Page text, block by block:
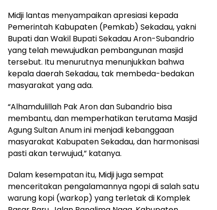
Midji lantas menyampaikan apresiasi kepada
Pemerintah Kabupaten (Pemkab) Sekadau, yakni
Bupati dan Wakil Bupati Sekadau Aron-Subandrio
yang telah mewujudkan pembangunan masjid
tersebut. Itu menurutnya menunjukkan bahwa
kepala daerah Sekadau, tak membeda-bedakan
masyarakat yang ada.
“Alhamdulillah Pak Aron dan Subandrio bisa
membantu, dan memperhatikan terutama Masjid
Agung Sultan Anum ini menjadi kebanggaan
masyarakat Kabupaten Sekadau, dan harmonisasi
pasti akan terwujud,” katanya.
Dalam kesempatan itu, Midji juga sempat
menceritakan pengalamannya ngopi di salah satu
warung kopi (warkop) yang terletak di Komplek